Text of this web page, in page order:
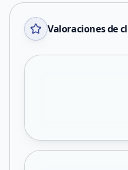
Valoraciones de